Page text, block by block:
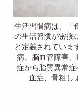
生活習慣病は、「
の生活習慣が密接
と定義されていま
病、脳血管障害
症から脂質異常
血症、骨粗し